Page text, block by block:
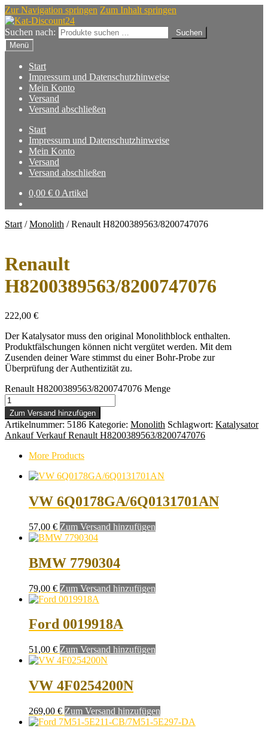
Zur Navigation springen Zum Inhalt springen
Suchen nach:
Suchen
Menü
Start
Impressum und Datenschutzhinweise
Mein Konto
Versand
Versand abschließen
Start
Impressum und Datenschutzhinweise
Mein Konto
Versand
Versand abschließen
0,00 € 0 Artikel
Start /Monolith /Renault H8200389563/8200747076
Renault
H8200389563/8200747076
222,00 €
Der Katalysator muss den original Monolithblock enthalten.
Produktfälschungen können nicht vergütet werden. Mit dem
Zusenden deiner Ware stimmst du einer Bohr-Probe zur
Überprüfung der Authentizität zu.
Renault H8200389563/8200747076 Menge
Zum Versand hinzufügen
Artikelnummer: 5186 Kategorie: Monolith Schlagwort: Katalysator
Ankauf Verkauf Renault H8200389563/8200747076
More Products
VW 6Q0178GA/6Q0131701AN
57,00 € Zum Versand hinzufügen
BMW 7790304
79,00 € Zum Versand hinzufügen
Ford 0019918A
51,00 € Zum Versand hinzufügen
VW 4F0254200N
269,00 € Zum Versand hinzufügen